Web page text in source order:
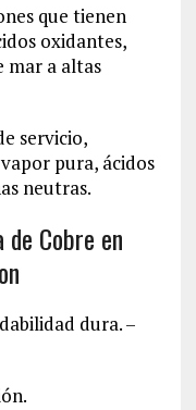
que tienen
oxidantes,
mar a altas
servicio,
pura, ácidos
neutras.
Cobre en
dura. –